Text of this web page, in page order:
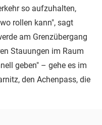
so aufzuhalten,
rollen kann", sagt
am Grenzübergang
Stauungen im Raum
geben" – gehe es im
den Achenpass, die